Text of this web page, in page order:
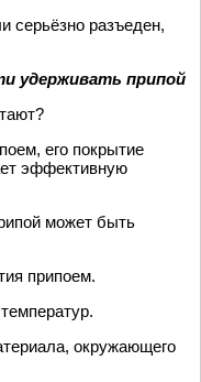
серьёзно разъеден,
удерживать припой
его покрытие
эффективную
может быть
припоем.
окружающего